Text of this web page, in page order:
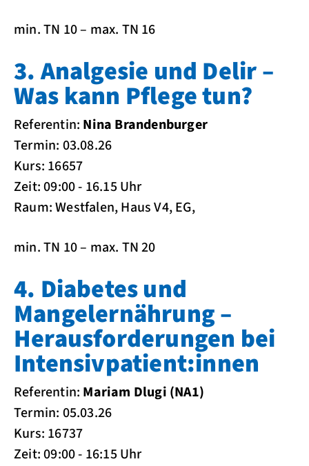
min. TN 10 – max. TN 16
3. Analgesie und Delir –
Was kann Pflege tun?
Referentin: Nina Brandenburger
Termin: 03.08.26
Kurs: 16657
Zeit: 09:00 - 16.15 Uhr
Raum: Westfalen, Haus V4, EG,
min. TN 10 – max. TN 20
4. Diabetes und
Mangelernährung –
Herausforderungen bei
Intensivpatient:innen
Referentin: Mariam Dlugi (NA1)
Termin: 05.03.26
Kurs: 16737
Zeit: 09:00 - 16:15 Uhr